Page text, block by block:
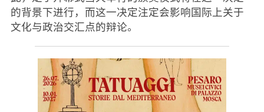
的背景下进行，而这一决定注定会影响国际上关于
文化与政治交汇点的辩论。